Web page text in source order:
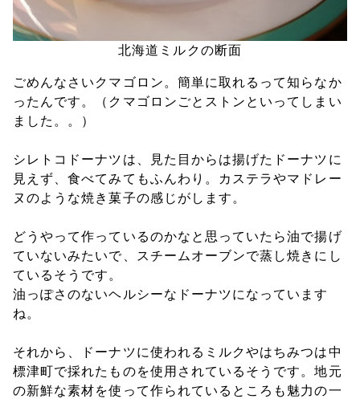
北海道ミルクの断面
ごめんなさいクマゴロン。簡単に取れるって知らなか
ったんです。（クマゴロンごとストンといってしまい
ました。。）
シレトコドーナツは、見た目からは揚げたドーナツに
見えず、食べてみてもふんわり。カステラやマドレー
ヌのような焼き菓子の感じがします。
どうやって作っているのかなと思っていたら油で揚げ
ていないみたいで、スチームオーブンで蒸し焼きにし
ているそうです。
油っぽさのないヘルシーなドーナツになっています
ね。
それから、ドーナツに使われるミルクやはちみつは中
標津町で採れたものを使用されているそうです。地元
の新鮮な素材を使って作られているところも魅力の一